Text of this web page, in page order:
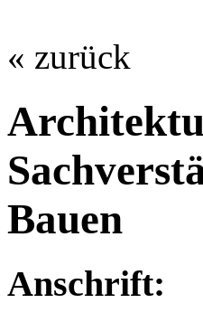
« zurück
Bauen
Anschrift: